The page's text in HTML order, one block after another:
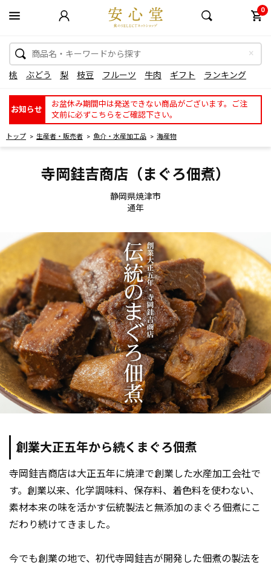
0
桃 ぶどう 梨 枝豆 フルーツ 牛肉 ギフト ランキング
お知らせ
お盆休み期間中は発送できない商品がございます。ご注
文前に必ずこちらをご確認下さい。
トップ 生産者・販売者 魚介・水産加工品 海産物
寺岡銈吉商店（まぐろ佃煮）
静岡県焼津市
通年
創業大正五年から続くまぐろ佃煮
寺岡銈吉商店は大正五年に焼津で創業した水産加工会社で
す。創業以来、化学調味料、保存料、着色料を使わない、
素材本来の味を活かす伝統製法と無添加のまぐろ佃煮にこ
だわり続けてきました。
今でも創業の地で、初代寺岡銈吉が開発した佃煮の製法を